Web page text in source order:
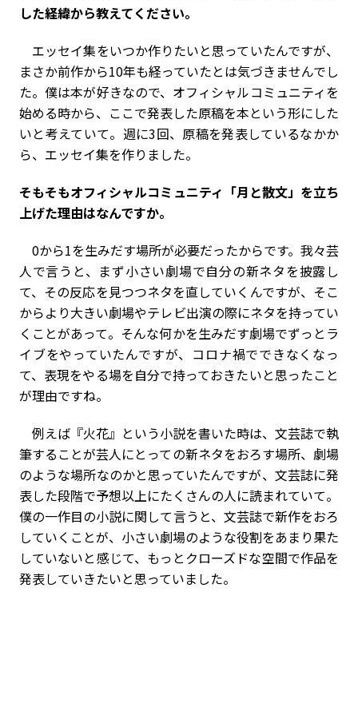
した経緯から教えてください。
エッセイ集をいつか作りたいと思っていたんですが、
まさか前作から10年も経っていたとは気づきませんでし
た。僕は本が好きなので、オフィシャルコミュニティを
始める時から、ここで発表した原稿を本という形にした
いと考えていて。週に3回、原稿を発表しているなかか
ら、エッセイ集を作りました。
――そもそもオフィシャルコミュニティ「月と散文」を立ち
上げた理由はなんですか。
0から1を生みだす場所が必要だったからです。我々芸
人で言うと、まず小さい劇場で自分の新ネタを披露し
て、その反応を見つつネタを直していくんですが、そこ
からより大きい劇場やテレビ出演の際にネタを持ってい
くことがあって。そんな何かを生みだす劇場でずっとラ
イブをやっていたんですが、コロナ禍でできなくなっ
て、表現をやる場を自分で持っておきたいと思ったこと
が理由ですね。
例えば『火花』という小説を書いた時は、文芸誌で執
筆することが芸人にとっての新ネタをおろす場所、劇場
のような場所なのかと思っていたんですが、文芸誌に発
表した段階で予想以上にたくさんの人に読まれていて。
僕の一作目の小説に関して言うと、文芸誌で新作をおろ
していくことが、小さい劇場のような役割をあまり果た
していないと感じて、もっとクローズドな空間で作品を
発表していきたいと思っていました。